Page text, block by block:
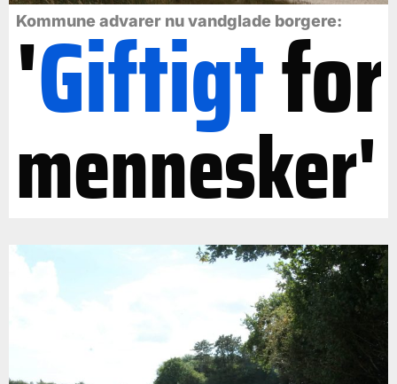
Kommune advarer nu vandglade borgere:
'Giftigtfor
mennesker'